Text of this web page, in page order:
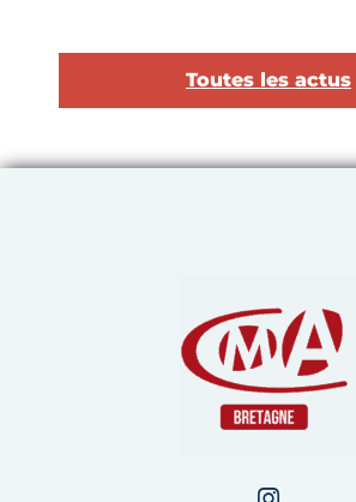
Toutes les actus
Chambre de